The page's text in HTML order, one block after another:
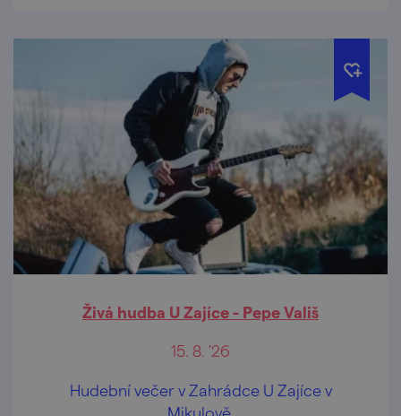
Živá hudba U Zajíce - Pepe Vališ
15. 8. '26
Hudební večer v Zahrádce U Zajíce v
Mikulově.